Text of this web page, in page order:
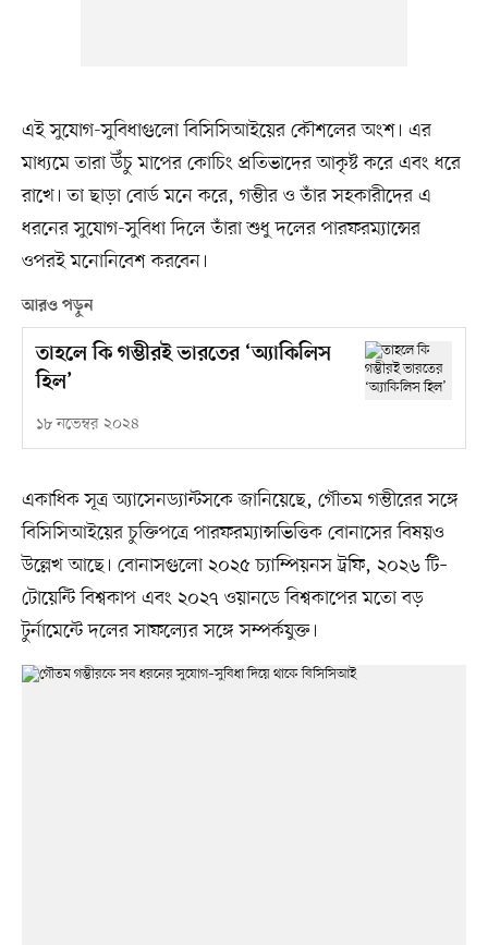
এই সুযোগ-সুবিধাগুলো বিসিসিআইয়ের কৌশলের অংশ। এর
মাধ্যমে তারা উঁচু মাপের কোচিং প্রতিভাদের আকৃষ্ট করে এবং ধরে
রাখে। তা ছাড়া বোর্ড মনে করে, গম্ভীর ও তাঁর সহকারীদের এ
ধরনের সুযোগ-সুবিধা দিলে তাঁরা শুধু দলের পারফরম্যান্সের
ওপরই মনোনিবেশ করবেন।
আরও পড়ুন
তাহলে কি গম্ভীরই ভারতের ‘অ্যাকিলিস
হিল’
১৮ নভেম্বর ২০২৪
একাধিক সূত্র অ্যাসেনড্যান্টসকে জানিয়েছে, গৌতম গম্ভীরের সঙ্গে
বিসিসিআইয়ের চুক্তিপত্রে পারফরম্যান্সভিত্তিক বোনাসের বিষয়ও
উল্লেখ আছে। বোনাসগুলো ২০২৫ চ্যাম্পিয়নস ট্রফি, ২০২৬ টি–
টোয়েন্টি বিশ্বকাপ এবং ২০২৭ ওয়ানডে বিশ্বকাপের মতো বড়
টুর্নামেন্টে দলের সাফল্যের সঙ্গে সম্পর্কযুক্ত।